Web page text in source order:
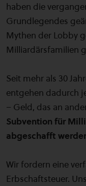
haben die
Grundlegendes
Mythen der Lobby
Milliardärsfamilien
Seit mehr als 30
entgehen dadurch
– Geld, das an
Subvention für
abgeschafft
Wir fordern eine
Erbschaftsteuer.